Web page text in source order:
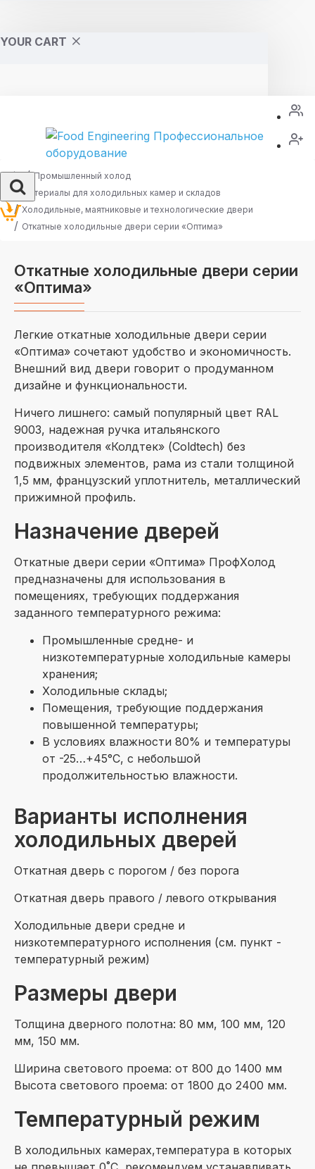
YOUR CART
Промышленный холод
Материалы для холодильных камер и складов
Холодильные, маятниковые и технологические двери
Откатные холодильные двери серии «Оптима»
Откатные холодильные двери серии
«Оптима»
Легкие откатные холодильные двери серии
«Оптима» сочетают удобство и экономичность.
Внешний вид двери говорит о продуманном
дизайне и функциональности.
Ничего лишнего: самый популярный цвет RAL
9003, надежная ручка итальянского
производителя «Колдтек» (Coldtech) без
подвижных элементов, рама из стали толщиной
1,5 мм, французский уплотнитель, металлический
прижимной профиль.
Назначение дверей
Откатные двери серии «Оптима» ПрофХолод
предназначены для использования в
помещениях, требующих поддержания
заданного температурного режима:
Промышленные средне- и
низкотемпературные холодильные камеры
хранения;
Холодильные склады;
Помещения, требующие поддержания
повышенной температуры;
В условиях влажности 80% и температуры
от -25…+45°С, с небольшой
продолжительностью влажности.
Варианты исполнения
холодильных дверей
Откатная дверь с порогом / без порога
Откатная дверь правого / левого открывания
Холодильные двери средне и
низкотемпературного исполнения (см. пункт -
температурный режим)
Размеры двери
Толщина дверного полотна: 80 мм, 100 мм, 120
мм, 150 мм.
Ширина светового проема: от 800 до 1400 мм
Высота светового проема: от 1800 до 2400 мм.
Температурный режим
В холодильных камерах,температура в которых